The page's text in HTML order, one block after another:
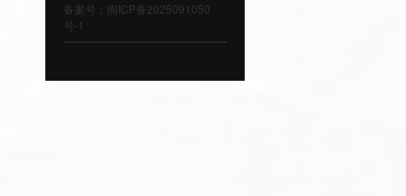
备案号：闽ICP备2025091050
号-1